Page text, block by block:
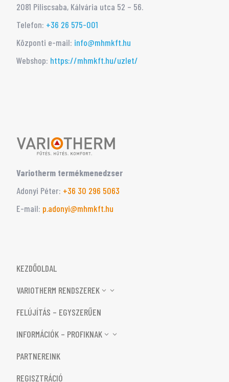
2081 Piliscsaba, Kálvária utca 52 – 56.
Telefon: +36 26 575-001
Központi e-mail: info@mhmkft.hu
Webshop: https://mhmkft.hu/uzlet/
Variotherm termékmenedzser
Adonyi Péter: ‭+36 30 296 5063‬
E-mail: p.adonyi@mhmkft.hu
KEZDŐOLDAL
VARIOTHERM RENDSZEREK
3
FELÚJÍTÁS – EGYSZERŰEN
INFORMÁCIÓK – PROFIKNAK
3
PARTNEREINK
REGISZTRÁCIÓ